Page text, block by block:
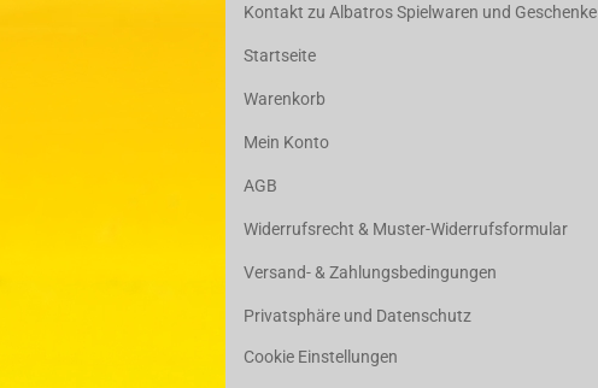
Kontakt zu Albatros Spielwaren und Geschenke
Startseite
Warenkorb
Mein Konto
AGB
Widerrufsrecht & Muster-Widerrufsformular
Versand- & Zahlungsbedingungen
Privatsphäre und Datenschutz
Cookie Einstellungen